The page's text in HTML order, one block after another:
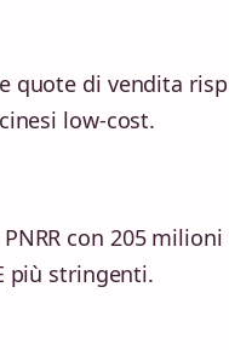
quote di vendita
low-cost.
con 205
più stringenti.